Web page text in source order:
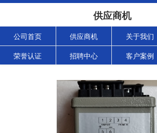
供应商机
公司首页 供应商机 关于我们
荣誉认证 招聘中心 客户案例